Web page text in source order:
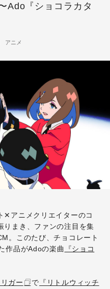
Ado『ショコラカタ
アニメ
✕アニメクリエイターのコ
りまき、ファンの注目を集
。このたび、チョコレート
作品がAdoの楽曲
『ショコ
リガー で 『リトルウィッチ